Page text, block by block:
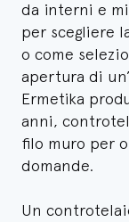
da interni e
per scegliere
o come
apertura di
Ermetika
anni,
filo muro per
domande.
Un